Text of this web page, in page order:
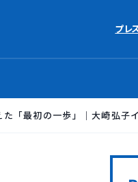
プレ
「最初の一歩」｜大崎弘子